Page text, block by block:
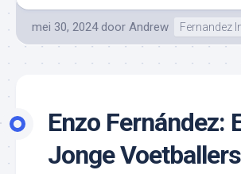
mei 30, 2024 door Andrew Fernandez
Enzo Fernández:
Jonge